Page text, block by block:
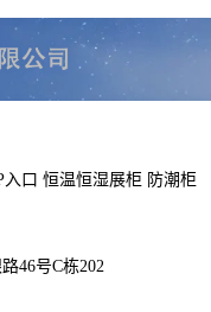
入口 恒温恒湿展柜 防潮柜
46号C栋202